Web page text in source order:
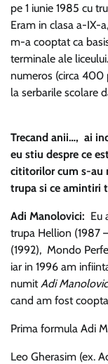
pe 1 iunie 1985 cu
Eram in clasa a-IX-
m-a cooptat ca
terminale ale
numeros (circa 400
la serbarile scolare
Trecand anii…, ai
eu stiu despre ce
cititorilor cum s-au
trupa si ce amintiri
Adi Manolovici: Eu
trupa Hellion (1987
(1992), Mondo
iar in 1996 am
numit Adi
cand am fost
Prima formula Adi
Leo Gherasim (ex.